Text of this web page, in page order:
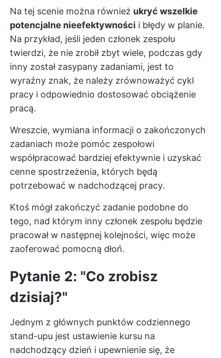
Na tej scenie można również ukryć wszelkie
potencjalne nieefektywności i błędy w planie.
Na przykład, jeśli jeden członek zespołu
twierdzi, że nie zrobił zbyt wiele, podczas gdy
inny został zasypany zadaniami, jest to
wyraźny znak, że należy zrównoważyć cykl
pracy i odpowiednio dostosować obciążenie
pracą.
Wreszcie, wymiana informacji o zakończonych
zadaniach może pomóc zespołowi
współpracować bardziej efektywnie i uzyskać
cenne spostrzeżenia, których będą
potrzebować w nadchodzącej pracy.
Ktoś mógł zakończyć zadanie podobne do
tego, nad którym inny członek zespołu będzie
pracował w następnej kolejności, więc może
zaoferować pomocną dłoń.
Pytanie 2: "Co zrobisz
dzisiaj?"
Jednym z głównych punktów codziennego
stand-upu jest ustawienie kursu na
nadchodzący dzień i upewnienie się, że